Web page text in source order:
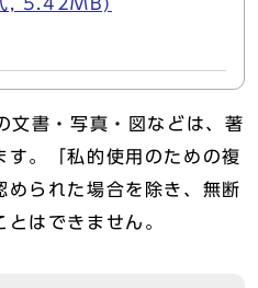
文書・写真・図などは、著
す。「私的使用のための複
められた場合を除き、無断
はできません。